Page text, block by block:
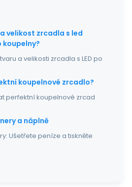
velikost zrcadla s led
koupelny?
a velikosti zrcadla s LED po
koupelnové zrcadlo?
perfektní koupelnové zrcad
a náplně
Ušetřete peníze a tiskněte